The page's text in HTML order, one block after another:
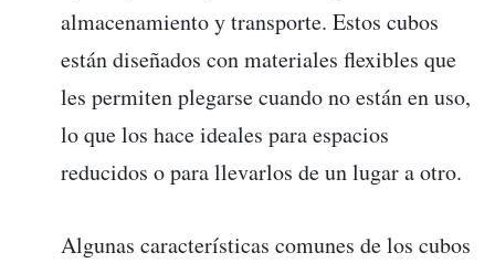
almacenamiento y transporte. Estos cubos
están diseñados con materiales flexibles que
les permiten plegarse cuando no están en uso,
lo que los hace ideales para espacios
reducidos o para llevarlos de un lugar a otro.
Algunas características comunes de los cubos